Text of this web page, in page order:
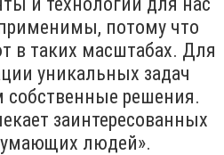
потому что
в таких масштабах. Для
уникальных задач
решения.
заинтересованных
людей».